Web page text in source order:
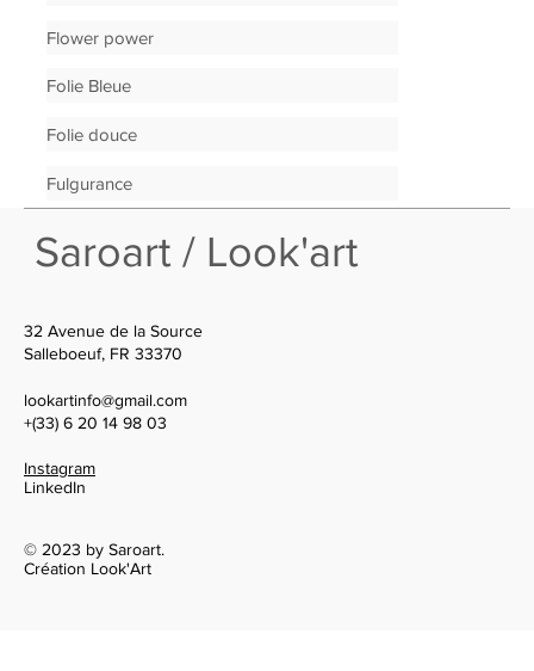
Flower power
Folie Bleue
Folie douce
Fulgurance
32 Avenue de la Source
Salleboeuf, FR 33370
lookartinfo@gmail.com
+(33) 6 20 14 98 03
Instagram
LinkedIn
© 2023 by Saroart.
Création Look'Art
Saroart / Look'art